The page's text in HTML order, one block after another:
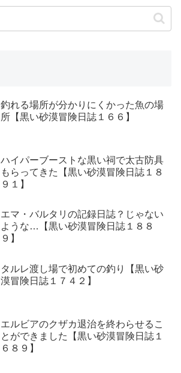
釣れる場所が分かりにくかった魚の場
所【黒い砂漠冒険日誌１６６】
ハイパーブーストな黒い祠で太古防具
もらってきた【黒い砂漠冒険日誌１８
９１】
エマ・バルタリの記録日誌？じゃない
ような…【黒い砂漠冒険日誌１８８
９】
タルレ渡し場で初めての釣り【黒い砂
漠冒険日誌１７４２】
エルビアのクザカ退治を終わらせるこ
とができました【黒い砂漠冒険日誌１
６８９】